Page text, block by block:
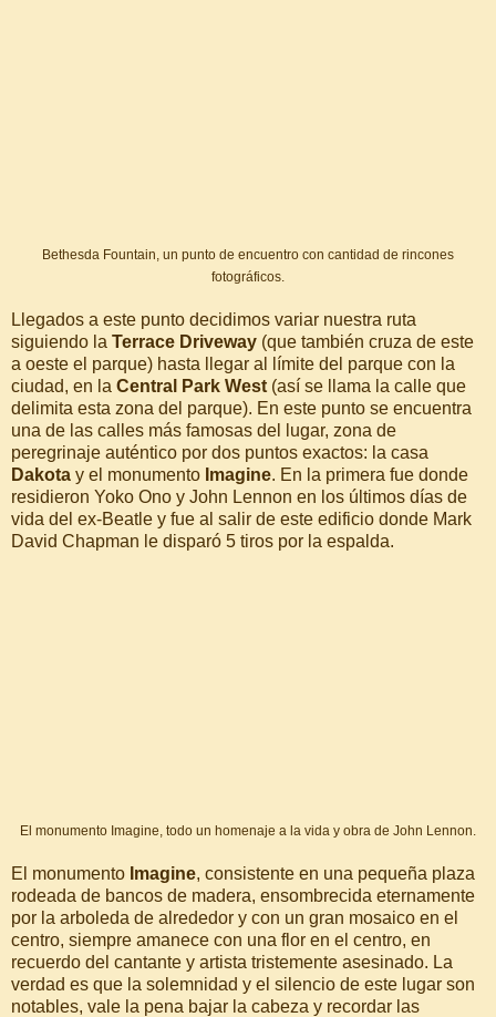
Bethesda Fountain, un punto de encuentro con cantidad de rincones
fotográficos.
Llegados a este punto decidimos variar nuestra ruta
siguiendo la Terrace Driveway (que también cruza de este
a oeste el parque) hasta llegar al límite del parque con la
ciudad, en la Central Park West (así se llama la calle que
delimita esta zona del parque). En este punto se encuentra
una de las calles más famosas del lugar, zona de
peregrinaje auténtico por dos puntos exactos: la casa
Dakota y el monumento Imagine. En la primera fue donde
residieron Yoko Ono y John Lennon en los últimos días de
vida del ex-Beatle y fue al salir de este edificio donde Mark
David Chapman le disparó 5 tiros por la espalda.
El monumento Imagine, todo un homenaje a la vida y obra de John Lennon.
El monumento Imagine, consistente en una pequeña plaza
rodeada de bancos de madera, ensombrecida eternamente
por la arboleda de alrededor y con un gran mosaico en el
centro, siempre amanece con una flor en el centro, en
recuerdo del cantante y artista tristemente asesinado. La
verdad es que la solemnidad y el silencio de este lugar son
notables, vale la pena bajar la cabeza y recordar las